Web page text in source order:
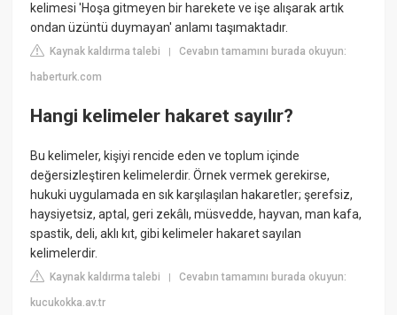
kelimesi 'Hoşa gitmeyen bir harekete ve işe alışarak artık
ondan üzüntü duymayan' anlamı taşımaktadır.
Kaynak kaldırma talebi |Cevabın tamamını burada okuyun:
haberturk.com
Hangi kelimeler hakaret sayılır?
Bu kelimeler, kişiyi rencide eden ve toplum içinde
değersizleştiren kelimelerdir. Örnek vermek gerekirse,
hukuki uygulamada en sık karşılaşılan hakaretler; şerefsiz,
haysiyetsiz, aptal, geri zekâlı, müsvedde, hayvan, man kafa,
spastik, deli, aklı kıt, gibi kelimeler hakaret sayılan
kelimelerdir.
Kaynak kaldırma talebi |Cevabın tamamını burada okuyun:
kucukokka.av.tr